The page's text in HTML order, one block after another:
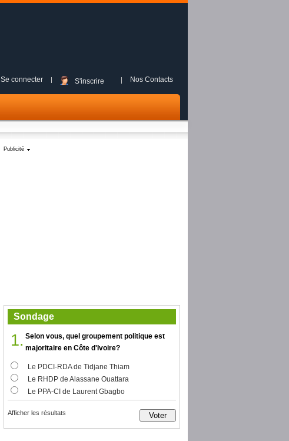
Se connecter S'inscrire Nos Contacts
Publicité
Sondage
Selon vous, quel groupement politique est
majoritaire en Côte d'Ivoire?
1.
Le PDCI-RDA de Tidjane Thiam
Le RHDP de Alassane Ouattara
Le PPA-CI de Laurent Gbagbo
Afficher les résultats